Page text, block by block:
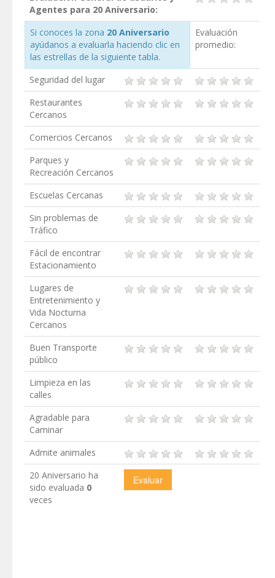
Agentes para 20 Aniversario:
Si conoces la zona 20 Aniversario
ayúdanos a evaluarla haciendo clic en
las estrellas de la siguiente tabla.
Evaluación
promedio:
Seguridad del lugar
Restaurantes
Cercanos
Comercios Cercanos
Parques y
Recreación Cercanos
Escuelas Cercanas
Sin problemas de
Tráfico
Fácil de encontrar
Estacionamiento
Lugares de
Entretenimiento y
Vida Nocturna
Cercanos
Buen Transporte
público
Limpieza en las
calles
Agradable para
Caminar
Admite animales
20 Aniversario ha
sido evaluada 0
veces